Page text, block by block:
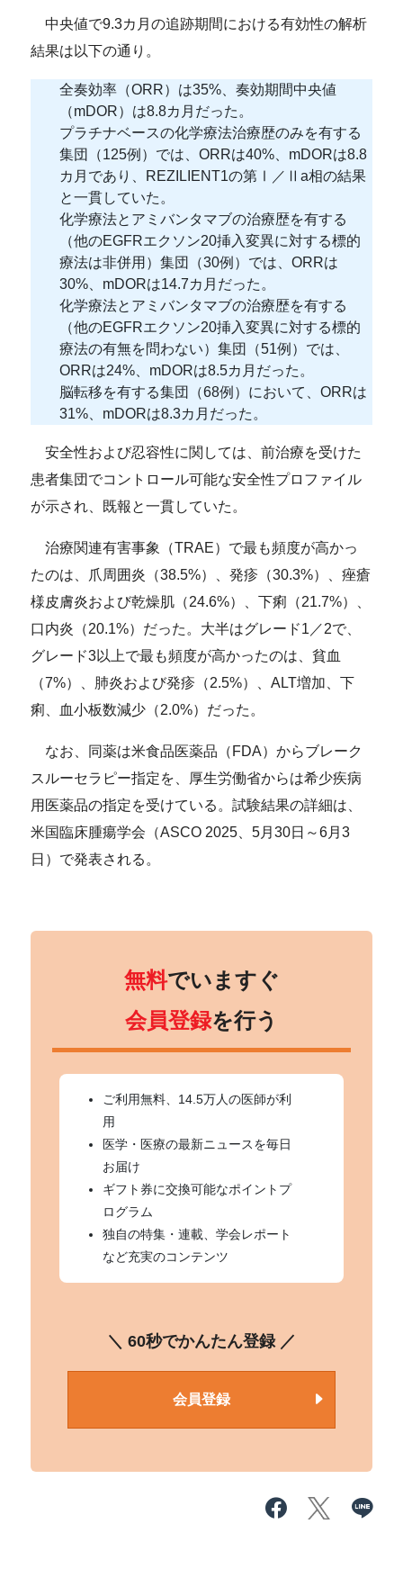
中央値で9.3カ月の追跡期間における有効性の解析
結果は以下の通り。
全奏効率（ORR）は35%、奏効期間中央値
（mDOR）は8.8カ月だった。
プラチナベースの化学療法治療歴のみを有する
集団（125例）では、ORRは40%、mDORは8.8
カ月であり、REZILIENT1の第Ⅰ／Ⅱa相の結果
と一貫していた。
化学療法とアミバンタマブの治療歴を有する
（他のEGFRエクソン20挿入変異に対する標的
療法は非併用）集団（30例）では、ORRは
30%、mDORは14.7カ月だった。
化学療法とアミバンタマブの治療歴を有する
（他のEGFRエクソン20挿入変異に対する標的
療法の有無を問わない）集団（51例）では、
ORRは24%、mDORは8.5カ月だった。
脳転移を有する集団（68例）において、ORRは
31%、mDORは8.3カ月だった。
安全性および忍容性に関しては、前治療を受けた
患者集団でコントロール可能な安全性プロファイル
が示され、既報と一貫していた。
治療関連有害事象（TRAE）で最も頻度が高かっ
たのは、爪周囲炎（38.5%）、発疹（30.3%）、痤瘡
様皮膚炎および乾燥肌（24.6%）、下痢（21.7%）、
口内炎（20.1%）だった。大半はグレード1／2で、
グレード3以上で最も頻度が高かったのは、貧血
（7%）、肺炎および発疹（2.5%）、ALT増加、下
痢、血小板数減少（2.0%）だった。
なお、同薬は米食品医薬品（FDA）からブレーク
スルーセラピー指定を、厚生労働省からは希少疾病
用医薬品の指定を受けている。試験結果の詳細は、
米国臨床腫瘍学会（ASCO 2025、5月30日～6月3
日）で発表される。
無料でいますぐ
会員登録を行う
ご利用無料、14.5万人の医師が利
用
医学・医療の最新ニュースを毎日
お届け
ギフト券に交換可能なポイントプ
ログラム
独自の特集・連載、学会レポート
など充実のコンテンツ
＼ 60秒でかんたん登録 ／
会員登録